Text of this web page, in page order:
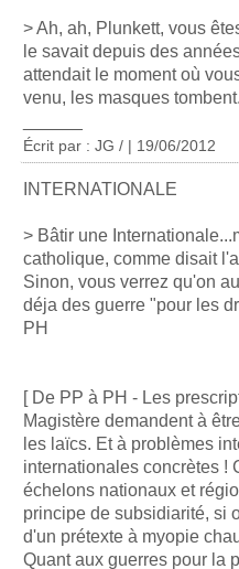
> Ah, ah, Plunkett, vous
le savait depuis des
attendait le moment où
venu, les masques
Écrit par : JG / | 19/06/2012
INTERNATIONALE
> Bâtir une
catholique, comme disait
Sinon, vous verrez qu'on
déja des guerre "pour les
PH
[ De PP à PH - Les
Magistère demandent à
les laïcs. Et à problèmes
internationales concrètes !
échelons nationaux et
principe de subsidiarité, si
d'un prétexte à myopie
Quant aux guerres pour la